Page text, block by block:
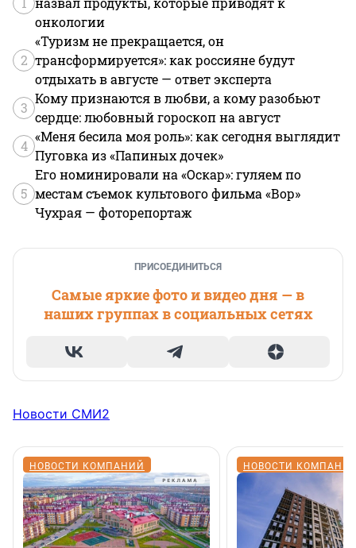
онкологии
2
«Туризм не прекращается, он
трансформируется»: как россияне будут
отдыхать в августе — ответ эксперта
3
Кому признаются в любви, а кому разобьют
сердце: любовный гороскоп на август
4
«Меня бесила моя роль»: как сегодня выглядит
Пуговка из «Папиных дочек»
5
Его номинировали на «Оскар»: гуляем по
местам съемок культового фильма «Вор»
Чухрая — фоторепортаж
ПРИСОЕДИНИТЬСЯ
Самые яркие фото и видео дня — в
наших группах в социальных сетях
Новости СМИ2
НОВОСТИ КОМПАНИЙ НОВОСТИ